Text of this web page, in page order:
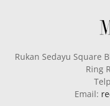
Rukan Sedayu Square
Ring
Email: